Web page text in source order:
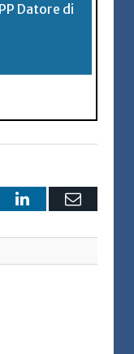
Datore di
LinkedInEmail